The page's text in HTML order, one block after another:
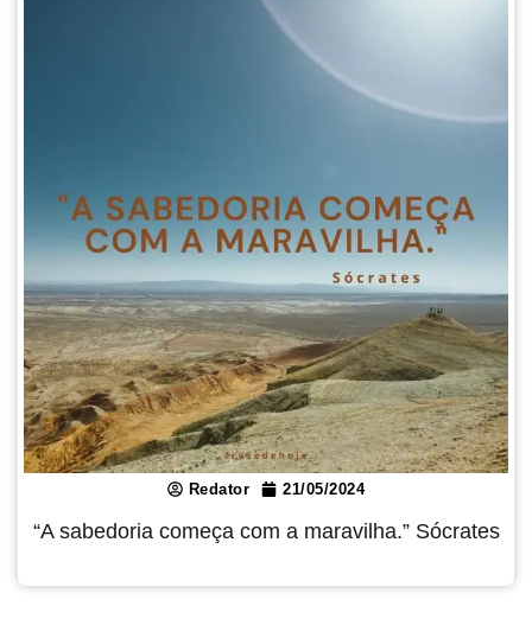
Redator 21/05/2024
“A sabedoria começa com a maravilha.” Sócrates